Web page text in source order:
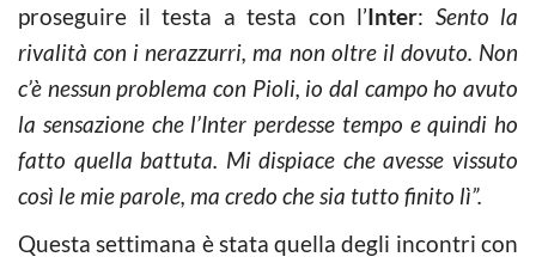
proseguire il testa a testa con l’Inter: Sento la
rivalità con i nerazzurri, ma non oltre il dovuto. Non
c’è nessun problema con Pioli, io dal campo ho avuto
la sensazione che l’Inter perdesse tempo e quindi ho
fatto quella battuta. Mi dispiace che avesse vissuto
così le mie parole, ma credo che sia tutto finito lì”.
Questa settimana è stata quella degli incontri con